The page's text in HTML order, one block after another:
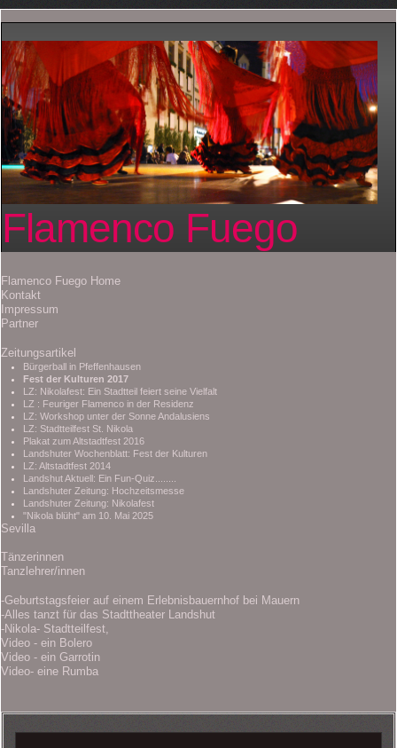
Flamenco Fuego
Flamenco Fuego Home
Kontakt
Impressum
Partner
Zeitungsartikel
Bürgerball in Pfeffenhausen
Fest der Kulturen 2017
LZ: Nikolafest: Ein Stadtteil feiert seine Vielfalt
LZ : Feuriger Flamenco in der Residenz
LZ: Workshop unter der Sonne Andalusiens
LZ: Stadtteilfest St. Nikola
Plakat zum Altstadtfest 2016
Landshuter Wochenblatt: Fest der Kulturen
LZ: Altstadtfest 2014
Landshut Aktuell: Ein Fun-Quiz........
Landshuter Zeitung: Hochzeitsmesse
Landshuter Zeitung: Nikolafest
"Nikola blüht" am 10. Mai 2025
Sevilla
Tänzerinnen
Tanzlehrer/innen
-Geburtstagsfeier auf einem Erlebnisbauernhof bei Mauern
-Alles tanzt für das Stadttheater Landshut
-Nikola- Stadtteilfest,
Video - ein Bolero
Video - ein Garrotin
Video- eine Rumba